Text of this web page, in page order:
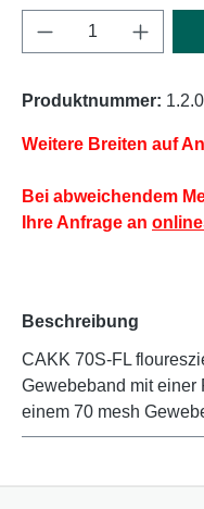
Produkt
Produktnummer:
Weitere Breiten auf
Bei abweichendem
Ihre Anfrage an
Beschreibung
CAKK 70S-FL
Gewebeband mit einer
einem 70 mesh